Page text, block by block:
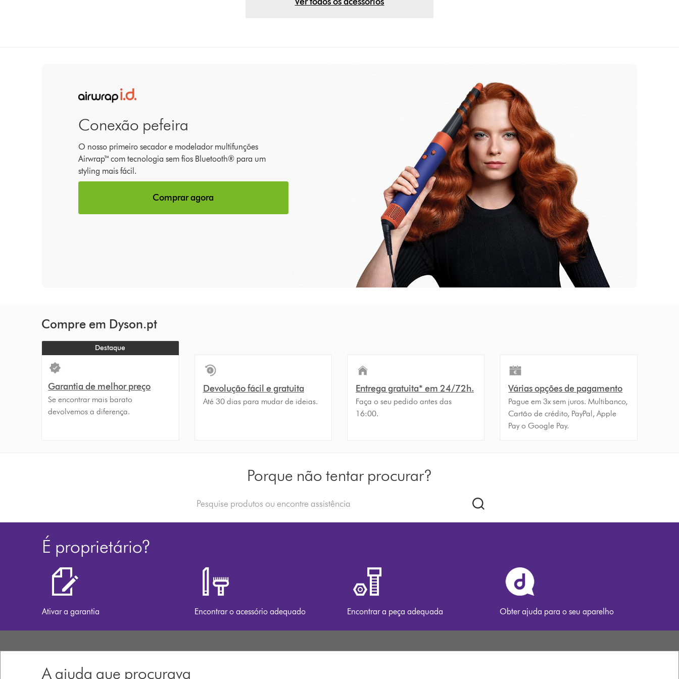
Conexão pefeira
O nosso primeiro secador e modelador multifunções
Airwrap™ com tecnologia sem fios Bluetooth® para um
styling mais fácil.
Comprar agora
Compre em Dyson.pt
Destaque
Garantia de melhor preço
Se encontrar mais barato
devolvemos a diferença.
Devolução fácil e gratuita
Até 30 dias para mudar de ideias.
Entrega gratuita* em 24/72h.
Faça o seu pedido antes das
16:00.
Várias opções de pagamento
Pague em 3x sem juros. Multibanco,
Cartão de crédito, PayPal, Apple
Pay o Google Pay.
Porque não tentar procurar?
Pesquisar
É proprietário?
Ativar a garantia Encontrar o acessório adequado Encontrar a peça adequada Obter ajuda para o seu aparelho
A ajuda que procurava